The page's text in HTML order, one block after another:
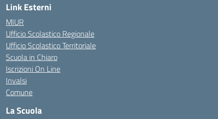
Link Esterni
MIUR
Ufficio Scolastico Regionale
Ufficio Scolastico Territoriale
Scuola in Chiaro
Iscrizioni On Line
Invalsi
Comune
La Scuola